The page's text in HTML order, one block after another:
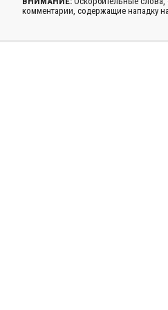
комментарии, содержащие нападку